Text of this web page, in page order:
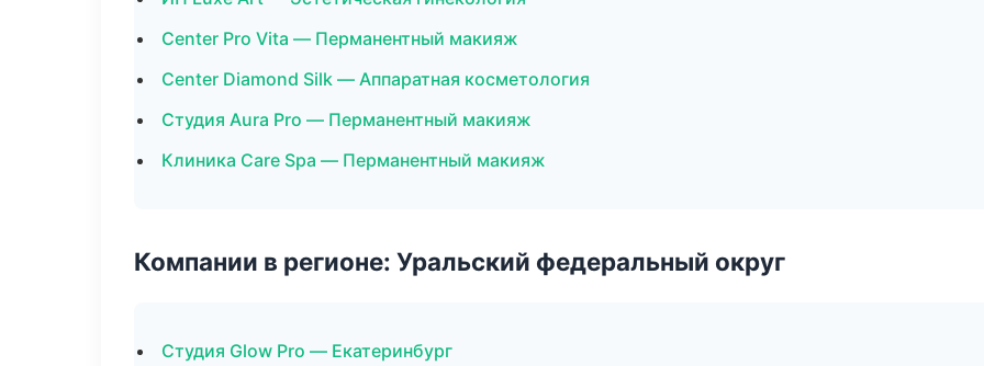
Center Pro Vita — Перманентный макияж
Center Diamond Silk — Аппаратная косметология
Студия Aura Pro — Перманентный макияж
Клиника Care Spa — Перманентный макияж
Компании в регионе: Уральский федеральный округ
Студия Glow Pro — Екатеринбург